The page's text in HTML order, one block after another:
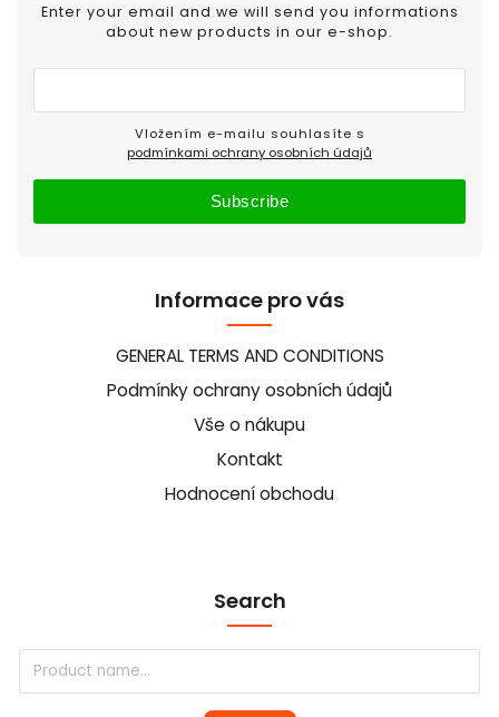
Informace pro vás
GENERAL TERMS AND CONDITIONS
Podmínky ochrany osobních údajů
Vše o nákupu
Kontakt
Hodnocení obchodu
Enter your email and we will send you informations
about new products in our e-shop.
podmínkami ochrany osobních údajů
Subscribe
Search